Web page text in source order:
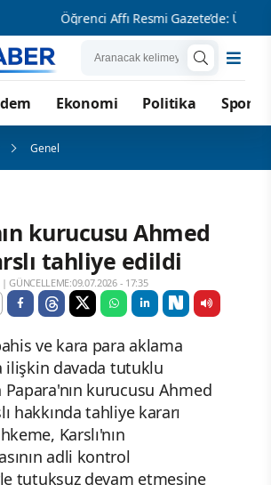
Ekonomi Politika Spor
Genel
kurucusu Ahmed
tahliye edildi
|GÜNCELLEME:09.07.2026 - 17:35
ve kara para aklama
ilişkin davada tutuklu
Papara'nın kurucusu Ahmed
hakkında tahliye kararı
Karslı'nın
adli kontrol
tutuksuz devam etmesine